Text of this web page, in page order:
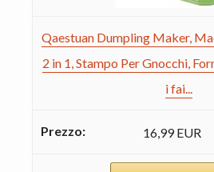
Qaestuan Dumpling Maker,
2 in 1, Stampo Per Gnocchi,
i fai...
16,99 EUR